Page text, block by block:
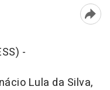
-
Lula da Silva,